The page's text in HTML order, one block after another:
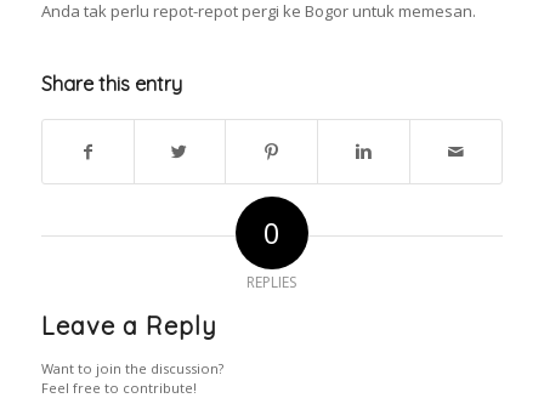
Anda tak perlu repot-repot pergi ke Bogor untuk memesan.
Share this entry
0
REPLIES
Leave a Reply
Want to join the discussion?
Feel free to contribute!